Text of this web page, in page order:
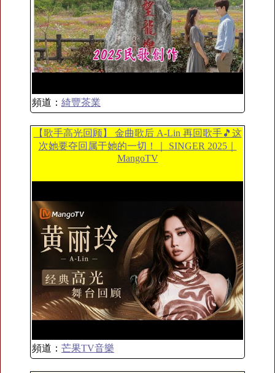
頻道： 綺豐茶業
【歌手高光回顾】 金曲歌后 A-Lin 再回歌手🎵这
次她要夺回属于她的一切！｜ SINGER 2025｜
MangoTV
頻道： 芒果TV音樂